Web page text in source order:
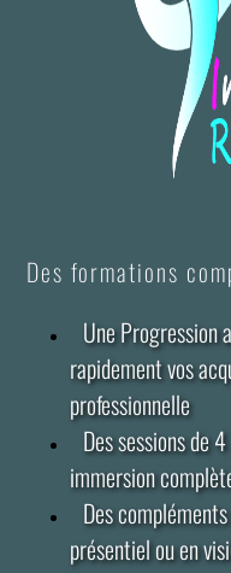
Des formations
Une Progression
rapidement vos
professionnelle
Des sessions de
immersion
Des
présentiel ou en